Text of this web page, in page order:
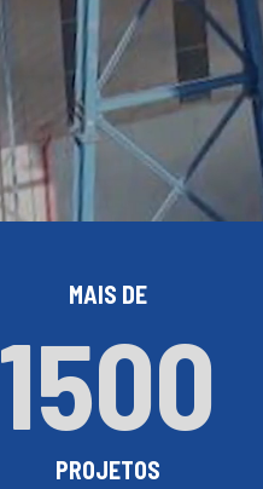
MAIS DE
1500
PROJETOS